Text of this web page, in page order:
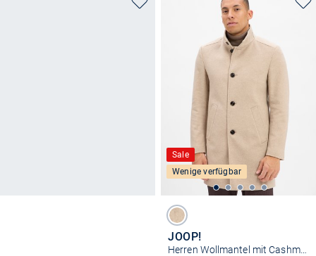
Sale
Wenige verfügbar
JOOP!
Herren Wollmantel mit Cashmere-Anteil - Maron